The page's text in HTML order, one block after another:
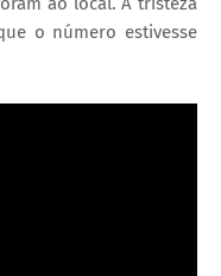
o número estivesse